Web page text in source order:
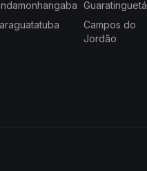
Guaratinguetá
Campos do
Jordão